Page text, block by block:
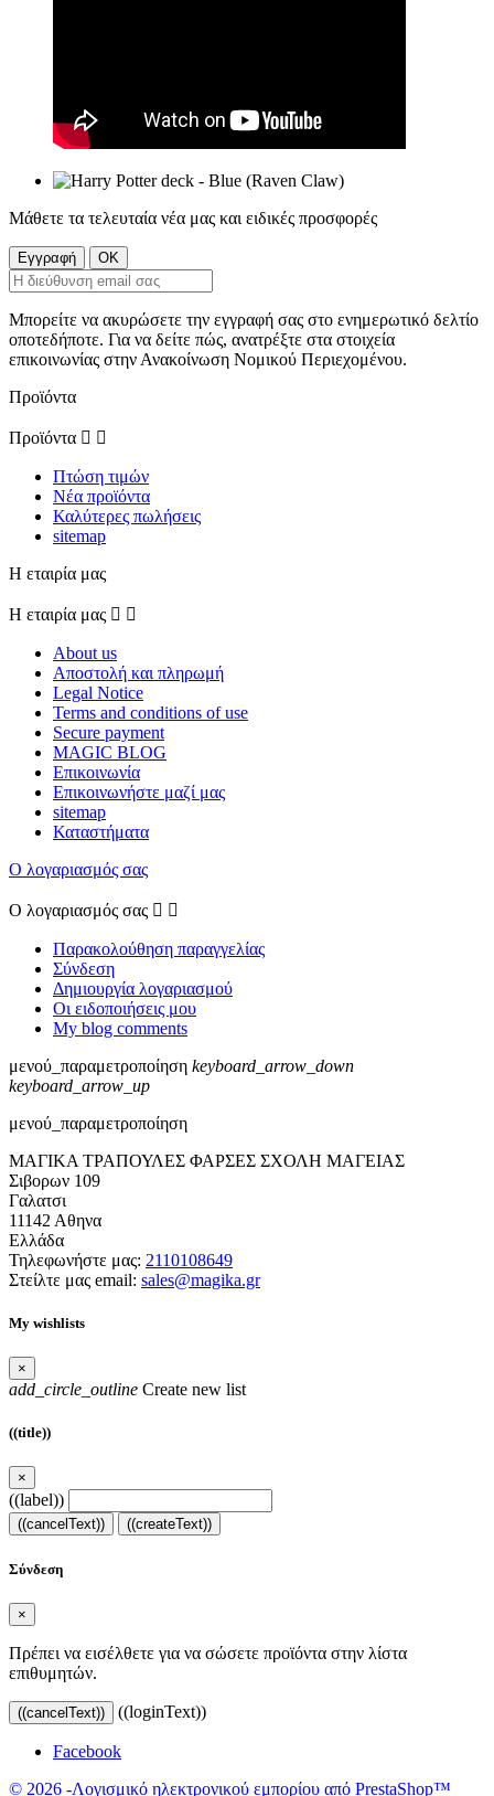
Μάθετε τα τελευταία νέα μας και ειδικές προσφορές
Μπορείτε να ακυρώσετε την εγγραφή σας στο ενημερωτικό δελτίο
οποτεδήποτε. Για να δείτε πώς, ανατρέξτε στα στοιχεία
επικοινωνίας στην Ανακοίνωση Νομικού Περιεχομένου.
Προϊόντα
Προϊόντα  
Πτώση τιμών
Νέα προϊόντα
Καλύτερες πωλήσεις
sitemap
Η εταιρία μας
Η εταιρία μας  
About us
Αποστολή και πληρωμή
Legal Notice
Terms and conditions of use
Secure payment
MAGIC BLOG
Επικοινωνία
Επικοινωνήστε μαζί μας
sitemap
Καταστήματα
Ο λογαριασμός σας
Ο λογαριασμός σας  
Παρακολούθηση παραγγελίας
Σύνδεση
Δημιουργία λογαριασμού
Οι ειδοποιήσεις μου
My blog comments
μενού_παραμετροποίηση keyboard_arrow_down
keyboard_arrow_up
μενού_παραμετροποίηση
ΜΑΓΙΚΑ ΤΡΑΠΟΥΛΕΣ ΦΑΡΣΕΣ ΣΧΟΛΗ ΜΑΓΕΙΑΣ
Σιβορων 109
Γαλατσι
11142 Αθηνα
Ελλάδα
Τηλεφωνήστε μας: 2110108649
Στείλτε μας email: sales@magika.gr
My wishlists
×
add_circle_outline Create new list
((title))
×
((label))
((cancelText)) ((createText))
Σύνδεση
×
Πρέπει να εισέλθετε για να σώσετε προϊόντα στην λίστα
επιθυμητών.
((cancelText)) ((loginText))
Facebook
© 2026 -Λογισμικό ηλεκτρονικού εμπορίου από PrestaShop™